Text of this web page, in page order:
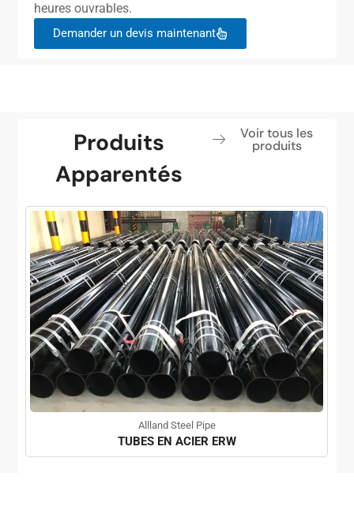
heures ouvrables.
Demander un devis maintenant
Produits
Apparentés
Voir tous les
produits
Allland Steel Pipe
TUBES EN ACIER ERW